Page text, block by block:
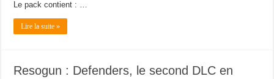
Le pack contient : …
Lire la suite »
Resogun : Defenders, le second DLC en